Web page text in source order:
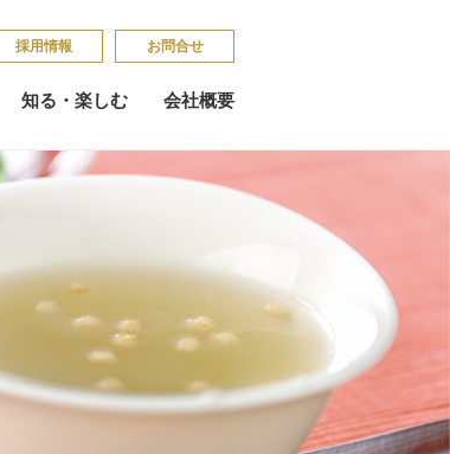
採​用​情​報 お問合せ
知る・楽しむ 会社概要